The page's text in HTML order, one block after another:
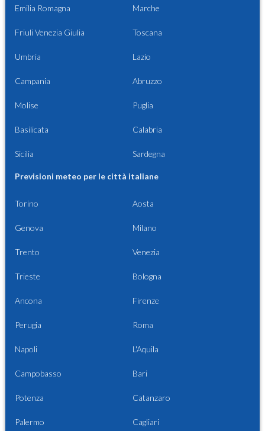
Emilia Romagna Marche
Friuli Venezia Giulia Toscana
Umbria Lazio
Campania Abruzzo
Molise Puglia
Basilicata Calabria
Sicilia Sardegna
Previsioni meteo per le città italiane
Torino Aosta
Genova Milano
Trento Venezia
Trieste Bologna
Ancona Firenze
Perugia Roma
Napoli L'Aquila
Campobasso Bari
Potenza Catanzaro
Palermo Cagliari